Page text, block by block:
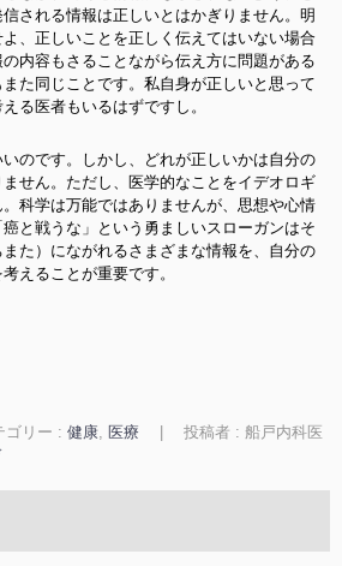
される情報は正しいとはかぎりません。明
、正しいことを正しく伝えてはいない場合
内容もさることながら伝え方に問題がある
た同じことです。私自身が正しいと思って
る医者もいるはずですし。
のです。しかし、どれが正しいかは自分の
せん。ただし、医学的なことをイデオロギ
科学は万能ではありませんが、思想や心情
と戦うな」という勇ましいスローガンはそ
た）にながれるさまざまな情報を、自分の
えることが重要です。
ゴリー : 健康, 医療
投稿者 : 船戸内科医